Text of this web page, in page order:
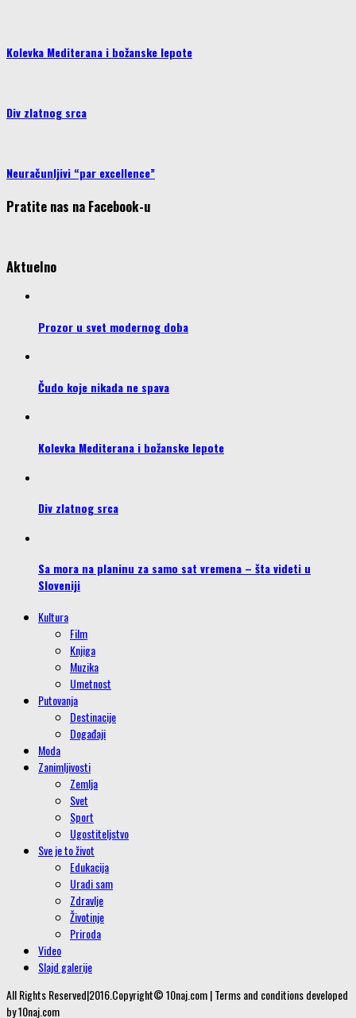
Kolevka Mediterana i božanske lepote
Div zlatnog srca
Neuračunljivi “par excellence”
Pratite nas na Facebook-u
Aktuelno
Prozor u svet modernog doba
Čudo koje nikada ne spava
Kolevka Mediterana i božanske lepote
Div zlatnog srca
Sa mora na planinu za samo sat vremena – šta videti u
Sloveniji
Kultura
Film
Knjiga
Muzika
Umetnost
Putovanja
Destinacije
Događaji
Moda
Zanimljivosti
Zemlja
Svet
Sport
Ugostiteljstvo
Sve je to život
Edukacija
Uradi sam
Zdravlje
Životinje
Priroda
Video
Slajd galerije
All Rights Reserved|2016.Copyright© 10naj.com | Terms and conditions developed
by 10naj.com